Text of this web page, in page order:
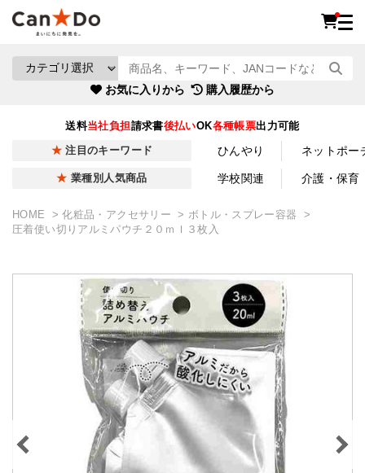
お気に入りから 購入履歴から
送料当社負担請求書後払いOK各種帳票出力可能
注目のキーワード ひんやり ネットポー
業種別人気商品 学校関連 介護・保育
HOME 化粧品・アクセサリー
ボトル・スプレー容器
圧着使い切りアルミパウチ２０ｍｌ３枚入